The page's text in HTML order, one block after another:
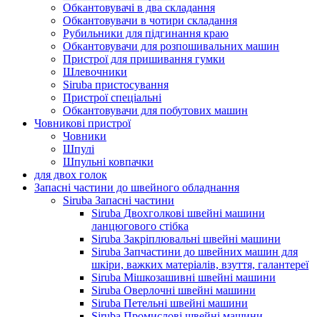
Обкантовувачі в два складання
Обкантовувачи в чотири складання
Рубильники для підгинання краю
Обкантовувачи для розпошивальних машин
Пристрої для пришивання гумки
Шлевочники
Siruba пристосування
Пристрої спеціальні
Обкантовувачи для побутових машин
Човникові пристрої
Човники
Шпулі
Шпульні ковпачки
для двох голок
Запасні частини до швейного обладнання
Siruba Запасні частини
Siruba Двохголкові швейні машини
ланцюгового стібка
Siruba Закріплювальні швейні машини
Siruba Запчастини до швейних машин для
шкіри, важких матеріалів, взуття, галантереї
Siruba Мішкозашивні швейні машини
Siruba Оверлочні швейні машини
Siruba Петельні швейні машини